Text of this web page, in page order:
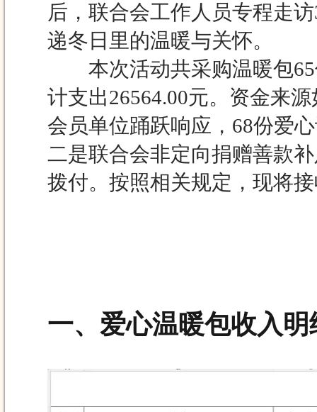
后，联合会工作人员专程走
递冬日里的温暖与关怀。
本次活动共采购温暖包65
计支出26564.00元。资金来
会员单位踊跃响应，68份爱
二是联合会非定向捐赠善款
拨付。按照相关规定，现将
一、 爱心温暖包收入明